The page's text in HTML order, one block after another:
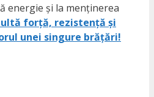
energie și la menținerea
forță, rezistență și
unei singure brățări!